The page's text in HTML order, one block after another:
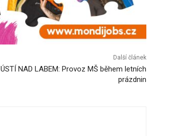
Další článek
ÚSTÍ NAD LABEM: Provoz MŠ během letních
prázdnin